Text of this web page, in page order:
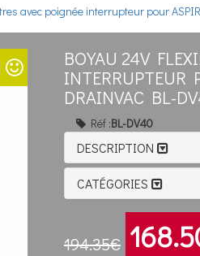
avec poignée interrupteur pour
BOYAU 24V
INTERRUPTEUR
DRAINVAC BL-
Réf :BL-DV40
DESCRIPTION
CATÉGORIES
194.35€